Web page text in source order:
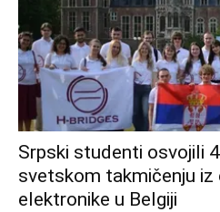
Srpski studenti osvojili
svetskom takmičenju iz
elektronike u Belgiji